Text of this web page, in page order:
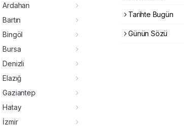
Ardahan
Bartın
Bingöl
Bursa
Denizli
Elazığ
Gaziantep
Hatay
İzmir
Tarihte Bugün
Günün Sözü